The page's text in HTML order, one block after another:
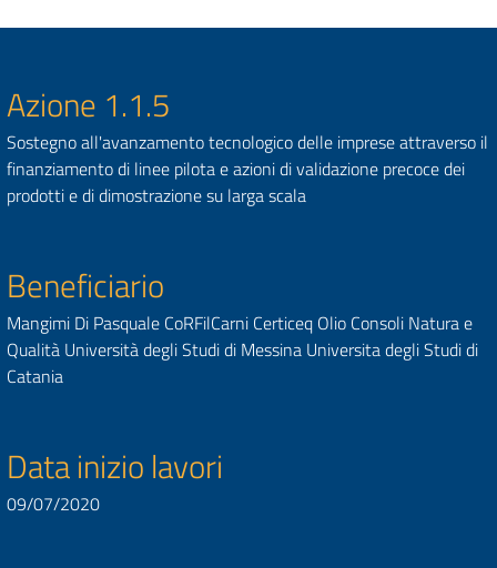
Azione 1.1.5
Sostegno all'avanzamento tecnologico delle imprese attraverso il
finanziamento di linee pilota e azioni di validazione precoce dei
prodotti e di dimostrazione su larga scala
Beneficiario
Mangimi Di Pasquale CoRFilCarni Certiceq Olio Consoli Natura e
Qualità Università degli Studi di Messina Universita degli Studi di
Catania
Data inizio lavori
09/07/2020